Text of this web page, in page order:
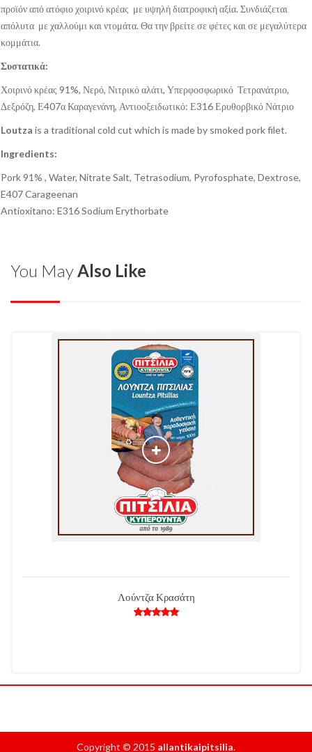
προϊόν από ατόφιο χοιρινό κρέας με υψηλή διατροφική αξία. Συνδιάζεται
απόλυτα με χαλλούμι και ντομάτα. Θα την βρείτε σε φέτες και σε μεγαλύτερα
κομμάτια.
Συστατικά:
Χοιρινό κρέας 91%, Νερό, Νιτρικό αλάτι, Υπερφοσφωρικό Τετρανάτριο,
Δεξρόζη, Ε407α Καραγενάνη, Αντιοοξειδωτικό: Ε316 Ερυθορβικό Νάτριο
Loutza is a traditional cold cut which is made by smoked pork filet.
Ingredients:
Pork 91% , Water, Nitrate Salt, Tetrasodium, Pyrofosphate, Dextrose,
E407 Carageenan
Antioxitano: E316 Sodium Erythorbate
You MayAlso Like
Λούντζα Κρασάτη
Copyright © 2015 allantikaipitsilia.